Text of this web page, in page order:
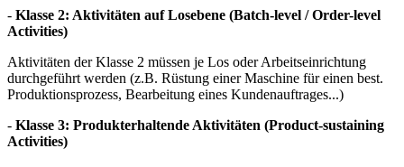
- Klasse 2: Aktivitäten auf Losebene (Batch-level / Order-level
Activities)
Aktivitäten der Klasse 2 müssen je Los oder Arbeitseinrichtung
durchgeführt werden (z.B. Rüstung einer Maschine für einen best.
Produktionsprozess, Bearbeitung eines Kundenauftrages...)
- Klasse 3: Produkterhaltende Aktivitäten (Product-sustaining
Activities)